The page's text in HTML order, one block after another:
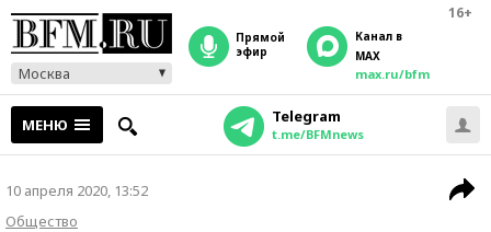
16+
Москва
прямой
эфир
Канал в
MAX
max.ru/bfm
МЕНЮ Telegram
t.me/BFMnews
10 апреля 2020, 13:52
Общество